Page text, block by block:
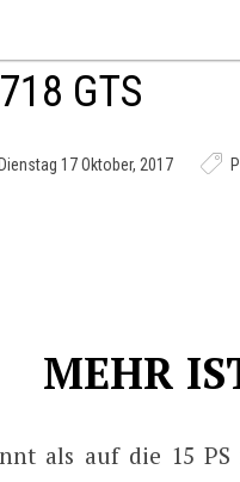
GTS
Dienstag 17 Oktober, 2017
MEHR
als auf die 15 PS